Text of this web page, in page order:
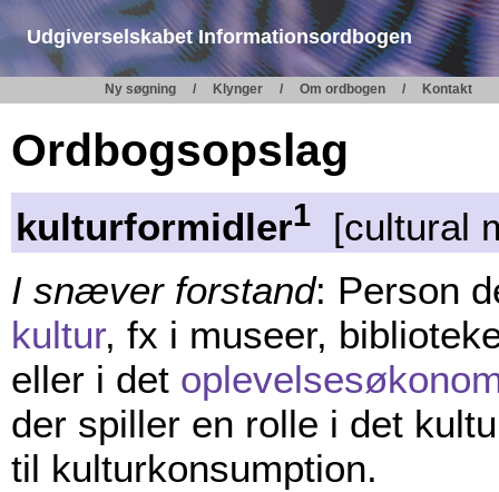
Udgiverselskabet Informationsordbogen
Ny søgning Klynger Om ordbogen Kontakt
Ordbogsopslag
kulturformidler1
[cultural
I snæver forstand: Person
kultur, fx i museer,
eller i det
der spiller en rolle i det
til kulturkonsumption.